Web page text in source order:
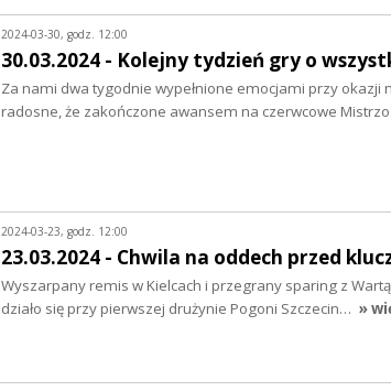
2024-03-30, godz. 12:00
30.03.2024 - Kolejny tydzień gry o
Za nami dwa tygodnie wypełnione emocjami przy okazji
radosne, że zakończone awansem na czerwcowe
2024-03-23, godz. 12:00
23.03.2024 - Chwila na oddech przed
Wyszarpany remis w Kielcach i przegrany sparing z
działo się przy pierwszej drużynie Pogoni Szczecin… »